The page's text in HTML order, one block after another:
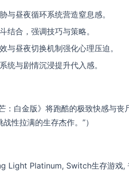
与昼夜循环系统营造窒息感。
结合，强调技巧与策略。
与昼夜切换机制强化心理压迫。
统与剧情沉浸提升代入感。
芒：白金版》将跑酷的极致快感与
性拉满的生存杰作。”）
Light Platinum, Switch生存游戏